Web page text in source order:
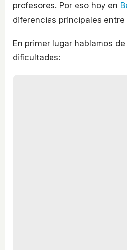
profesores. Por eso hoy en
diferencias principales
En primer lugar hablamos
dificultades: